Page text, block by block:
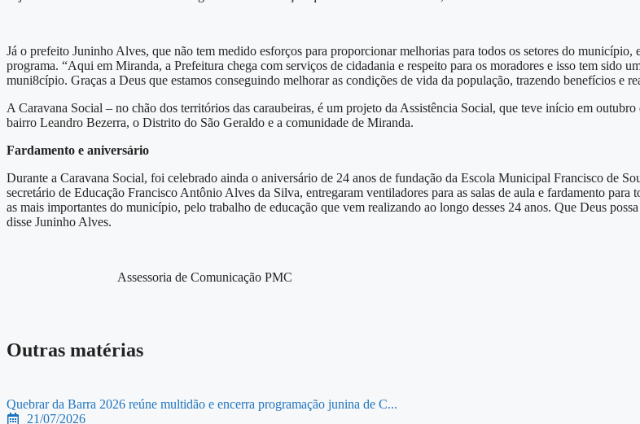
Já o prefeito Juninho Alves, que não tem medido esforços para proporcionar melhorias para todos os setores do
programa. “Aqui em Miranda, a Prefeitura chega com serviços de cidadania e respeito para os moradores e isso tem sido
muni8cípio. Graças a Deus que estamos conseguindo melhorar as condições de vida da população, trazendo benefícios e
A Caravana Social – no chão dos territórios das caraubeiras, é um projeto da Assistência Social, que teve início em
bairro Leandro Bezerra, o Distrito do São Geraldo e a comunidade de Miranda.
Fardamento e aniversário
Durante a Caravana Social, foi celebrado ainda o aniversário de 24 anos de fundação da Escola Municipal Francisco de
secretário de Educação Francisco Antônio Alves da Silva, entregaram ventiladores para as salas de aula e fardamento
as mais importantes do município, pelo trabalho de educação que vem realizando ao longo desses 24 anos. Que Deus
disse Juninho Alves.
Assessoria de Comunicação PMC
Outras matérias
Quebrar da Barra 2026 reúne multidão e encerra programação junina de C...
21/07/2026